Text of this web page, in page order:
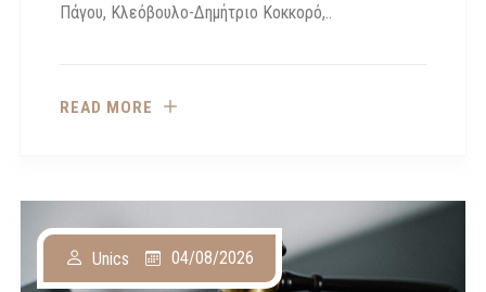
Πάγου, Κλεόβουλο-Δημήτριο Κοκκορό,..
READ MORE
Unics 04/08/2026